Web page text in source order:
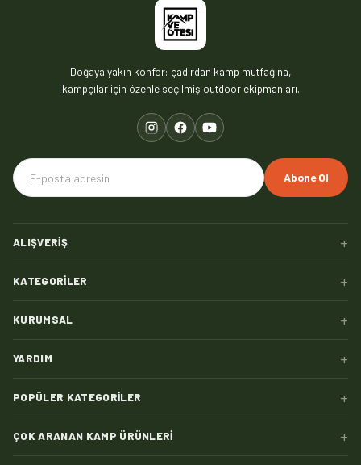
Doğaya yakın konfor: çadırdan kamp mutfağına,
kampçılar için özenle seçilmiş outdoor ekipmanları.
Abone Ol
ALIŞVERIŞ +
KATEGORILER +
KURUMSAL +
YARDIM +
POPÜLER KATEGORILER +
ÇOK ARANAN KAMP ÜRÜNLERI +